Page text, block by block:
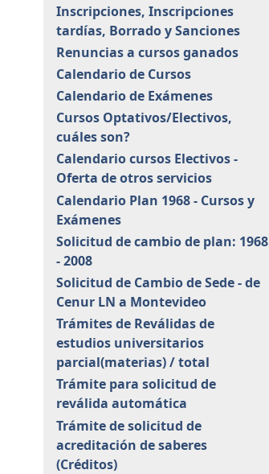
Inscripciones, Inscripciones
tardías, Borrado y Sanciones
Renuncias a cursos ganados
Calendario de Cursos
Calendario de Exámenes
Cursos Optativos/Electivos,
cuáles son?
Calendario cursos Electivos -
Oferta de otros servicios
Calendario Plan 1968 - Cursos y
Exámenes
Solicitud de cambio de plan: 1968
- 2008
Solicitud de Cambio de Sede - de
Cenur LN a Montevideo
Trámites de Reválidas de
estudios universitarios
parcial(materias) / total
Trámite para solicitud de
reválida automática
Trámite de solicitud de
acreditación de saberes
(Créditos)